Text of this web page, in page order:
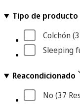
Tipo de producto
Colchón
Sleeping
Reacondicionado
No (37